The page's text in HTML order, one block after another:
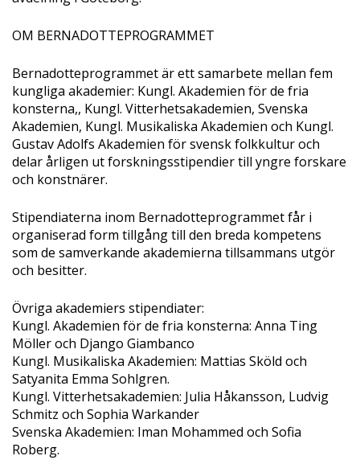
OM BERNADOTTEPROGRAMMET
Bernadotteprogrammet är ett samarbete mellan fem
kungliga akademier: Kungl. Akademien för de fria
konsterna,, Kungl. Vitterhetsakademien, Svenska
Akademien, Kungl. Musikaliska Akademien och Kungl.
Gustav Adolfs Akademien för svensk folkkultur och
delar årligen ut forskningsstipendier till yngre forskare
och konstnärer.
Stipendiaterna inom Bernadotteprogrammet får i
organiserad form tillgång till den breda kompetens
som de samverkande akademierna tillsammans utgör
och besitter.
Övriga akademiers stipendiater:
Kungl. Akademien för de fria konsterna: Anna Ting
Möller och Django Giambanco
Kungl. Musikaliska Akademien: Mattias Sköld och
Satyanita Emma Sohlgren.
Kungl. Vitterhetsakademien: Julia Håkansson, Ludvig
Schmitz och Sophia Warkander
Svenska Akademien: Iman Mohammed och Sofia
Roberg.